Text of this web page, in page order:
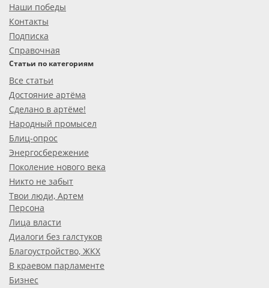
Наши победы
Контакты
Подписка
Справочная
Статьи по категориям
Все статьи
Достояние артёма
Сделано в артёме!
Народный промысел
Блиц-опрос
Энергосбережение
Поколение нового века
Никто не забыт
Твои люди, Артем
Персона
Лица власти
Диалоги без галстуков
Благоустройство, ЖКХ
В краевом парламенте
Бизнес